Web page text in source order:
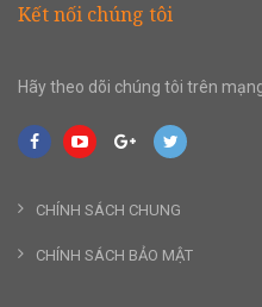
Kết nối chúng tôi
Hãy theo dõi chúng tôi trên
CHÍNH SÁCH CHUNG
CHÍNH SÁCH BẢO MẬT